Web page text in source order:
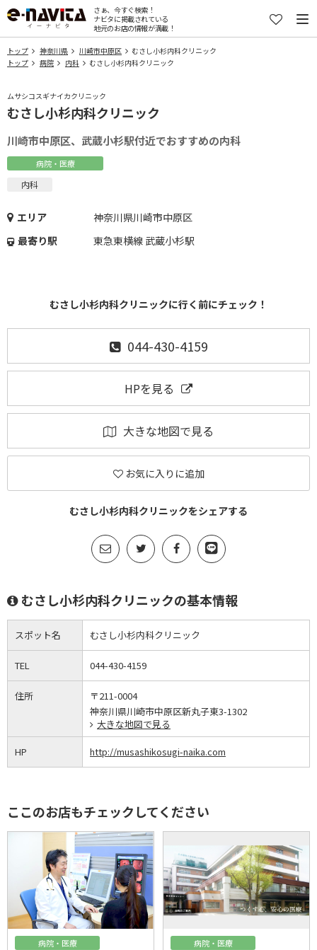
さぁ、今すぐ検索！
ナビタに掲載されている
地元のお店の情報が満載！
トップ 神奈川県 川崎市中原区
むさし小杉内科クリニック
トップ
病院 内科 むさし小杉内科クリニック
ムサシコスギナイカクリニック
むさし小杉内科クリニック
川崎市中原区、武蔵小杉駅付近でおすすめの内科
病院・医療
内科
エリア
神奈川県川崎市中原区
最寄り駅
東急東横線 武蔵小杉駅
むさし小杉内科クリニックに行く前にチェック！
044-430-4159
HPを見る
大きな地図で見る
お気に入りに追加
むさし小杉内科クリニックをシェアする
むさし小杉内科クリニックの基本情報
スポット名 むさし小杉内科クリニック
TEL 044-430-4159
住所
〒211-0004
神奈川県川崎市中原区新丸子東3-1302
大きな地図で見る
HP http://musashikosugi-naika.com
ここのお店もチェックしてください
病院・医療 病院・医療